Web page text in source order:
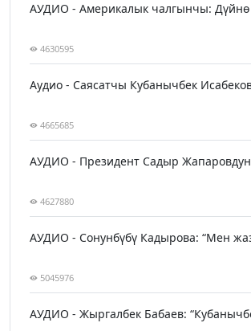
АУДИО - Америкалык чалгынчы: Дүйнө
4630595
Аудио - Саясатчы Кубанычбек
4665685
АУДИО - Президент Садыр Жапаровдун
4627880
АУДИО - Сонунбүбү Кадырова: “Мен
5045976
АУДИО - Жыргалбек Бабаев: